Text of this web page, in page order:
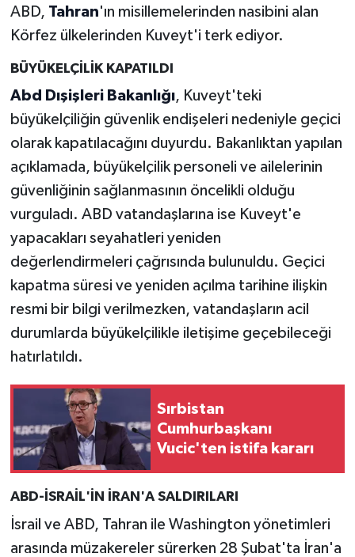
ABD, Tahran'ın misillemelerinden nasibini alan
Körfez ülkelerinden Kuveyt'i terk ediyor.
BÜYÜKELÇİLİK KAPATILDI
Abd Dışişleri Bakanlığı, Kuveyt'teki
büyükelçiliğin güvenlik endişeleri nedeniyle geçici
olarak kapatılacağını duyurdu. Bakanlıktan yapılan
açıklamada, büyükelçilik personeli ve ailelerinin
güvenliğinin sağlanmasının öncelikli olduğu
vurguladı. ABD vatandaşlarına ise Kuveyt'e
yapacakları seyahatleri yeniden
değerlendirmeleri çağrısında bulunuldu. Geçici
kapatma süresi ve yeniden açılma tarihine ilişkin
resmi bir bilgi verilmezken, vatandaşların acil
durumlarda büyükelçilikle iletişime geçebileceği
hatırlatıldı.
Sırbistan
Cumhurbaşkanı
Vucic'ten istifa kararı
ABD-İSRAİL'İN İRAN'A SALDIRILARI
İsrail ve ABD, Tahran ile Washington yönetimleri
arasında müzakereler sürerken 28 Şubat'ta İran'a